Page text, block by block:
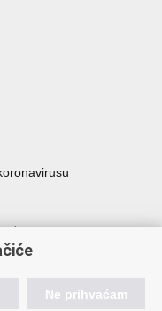
kriminaliteta
Ne prihvaćam